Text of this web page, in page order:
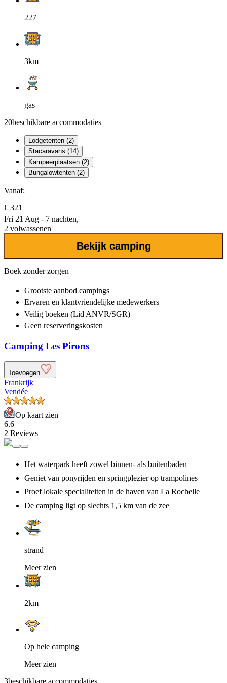
227
3km
gas
20beschikbare accommodaties
Lodgetenten (2)
Stacaravans (14)
Kampeerplaatsen (2)
Bungalowtenten (2)
Vanaf:
€ 321
Fri 21 Aug - 7 nachten,
2 volwassenen
Bekijk camping
Boek zonder zorgen
Grootste aanbod campings
Ervaren en klantvriendelijke medewerkers
Veilig boeken (Lid ANVR/SGR)
Geen reserveringskosten
Camping Les Pirons
Toevoegen
Frankrijk
Vendée
Op kaart zien
6.6
2 Reviews
Het waterpark heeft zowel binnen- als buitenbaden
Geniet van ponyrijden en springplezier op trampolines
Proef lokale specialiteiten in de haven van La Rochelle
De camping ligt op slechts 1,5 km van de zee
strand
Meer zien
2km
Op hele camping
Meer zien
3beschikbare accommodaties